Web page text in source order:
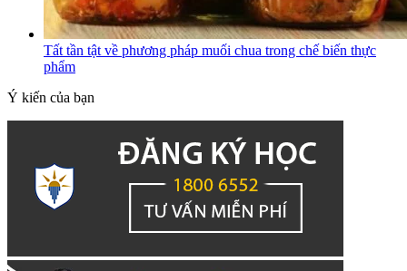
Tất tần tật về phương pháp muối chua trong chế biến thực
phẩm
Ý kiến của bạn